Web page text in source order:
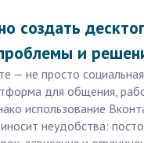
создать
и
— не просто
для общения,
использование
неудобства: